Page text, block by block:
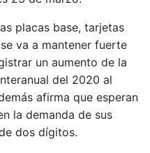
placas base, tarjetas
va a mantener fuerte
un aumento de la
del 2020 al
afirma que esperan
la demanda de sus
dos dígitos.